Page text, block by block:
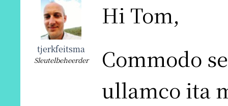
tjerkfeitsma
Sleutelbeheerder
Hi Tom,
Commodo
ullamco ita